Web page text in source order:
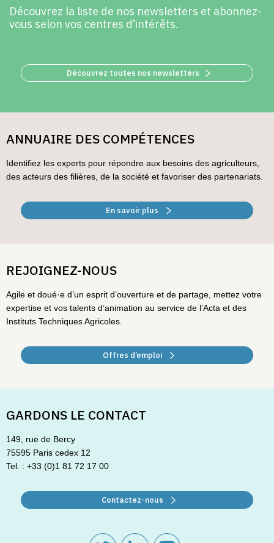
Découvrez la liste de nos newsletters et abonnez-
vous selon vos centres d’intérêts.
Découvrez toutes nos newsletters
ANNUAIRE DES COMPÉTENCES
Identifiez les experts pour répondre aux besoins des agriculteurs,
des acteurs des filières, de la société et favoriser des partenariats.
En savoir plus
REJOIGNEZ-NOUS
Agile et doué·e d’un esprit d’ouverture et de partage, mettez votre
expertise et vos talents d’animation au service de l’Acta et des
Instituts Techniques Agricoles.
Offres d’emploi
GARDONS LE CONTACT
149, rue de Bercy
75595 Paris cedex 12
Tel. : +33 (0)1 81 72 17 00
Contactez-nous